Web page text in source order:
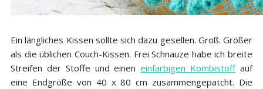
Ein längliches Kissen sollte sich dazu gesellen. Groß. Größer
als die üblichen Couch-Kissen. Frei Schnauze habe ich breite
Streifen der Stoffe und eineneinfarbigen Kombistoffauf
eine Endgröße von 40 x 80 cm zusammengepatcht. Die